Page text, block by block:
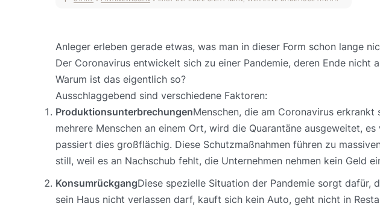
Anleger erleben gerade etwas, was man in dieser Form schon lange
Der Coronavirus entwickelt sich zu einer Pandemie, deren Ende
Warum ist das eigentlich so?
Ausschlaggebend sind verschiedene Faktoren:
ProduktionsunterbrechungenMenschen, die am Coronavirus
mehrere Menschen an einem Ort, wird die Quarantäne ausgeweitet,
passiert dies großflächig. Diese Schutzmaßnahmen führen zu
still, weil es an Nachschub fehlt, die Unternehmen nehmen kein Geld
KonsumrückgangDiese spezielle Situation der Pandemie sorgt dafür,
sein Haus nicht verlassen darf, kauft sich kein Auto, geht nicht in